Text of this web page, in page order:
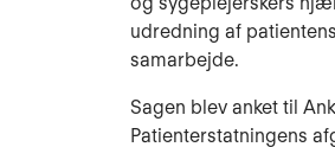
udredning af
samarbejde.
Sagen blev anket til
Patienterstatningens